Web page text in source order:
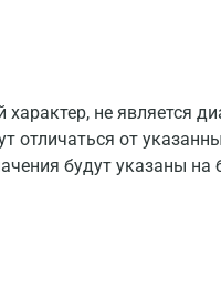
не является
отличаться от
будут указаны на